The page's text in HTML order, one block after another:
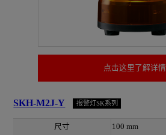
点击这里了解详情
SKH-M2J-Y 报警灯SK系列
尺寸
100 mm